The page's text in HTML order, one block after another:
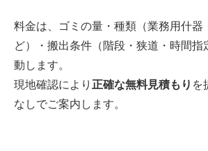
料金は、ゴミの量・種類（業務用什器
ど）・搬出条件（階段・狭道・時間指
動します。
現地確認により 正確な無料見積もり を
なしでご案内します。